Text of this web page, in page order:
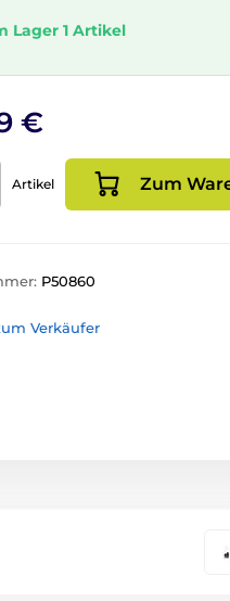
Lager 1 Artikel
€
Artikel Zum
P50860
Verkäufer